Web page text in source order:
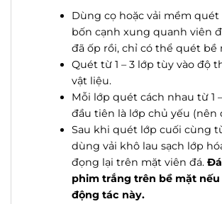
Dùng cọ hoặc vải mềm
bốn cạnh xung quanh viên
đã ốp rồi, chỉ có thể quét bề
Quét từ 1 – 3 lớp tùy vào độ
vật liệu.
Mỗi lớp quét cách nhau từ 1
đầu tiên là lớp chủ yếu (nên
Sau khi quét lớp cuối cùng
dùng vải khô lau sạch lớp
đọng lại trên mặt viên đá.
phim trắng trên bề mặt
động tác này.